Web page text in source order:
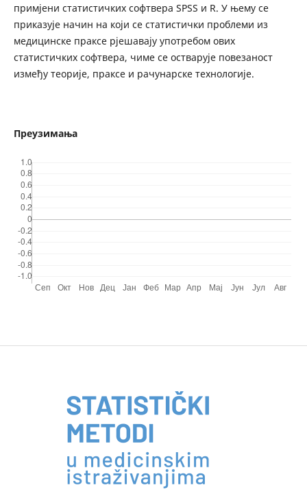
примјени статистичких софтвера SPSS и R. У њему се
приказује начин на који се статистички проблеми из
медицинске праксе рјешавају употребом ових
статистичких софтвера, чиме се остварује повезаност
између теорије, праксе и рачунарске технологије.
Преузимања